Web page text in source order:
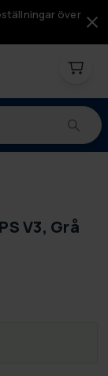
över
V3, Grå